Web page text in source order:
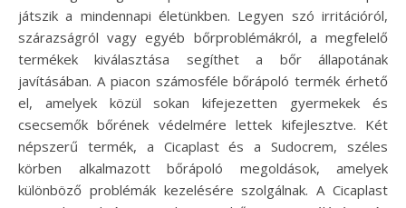
játszik a mindennapi életünkben. Legyen szó irritációról,
szárazságról vagy egyéb bőrproblémákról, a megfelelő
termékek kiválasztása segíthet a bőr állapotának
javításában. A piacon számosféle bőrápoló termék érhető
el, amelyek közül sokan kifejezetten gyermekek és
csecsemők bőrének védelmére lettek kifejlesztve. Két
népszerű termék, a Cicaplast és a Sudocrem, széles
körben alkalmazott bőrápoló megoldások, amelyek
különböző problémák kezelésére szolgálnak. A Cicaplast